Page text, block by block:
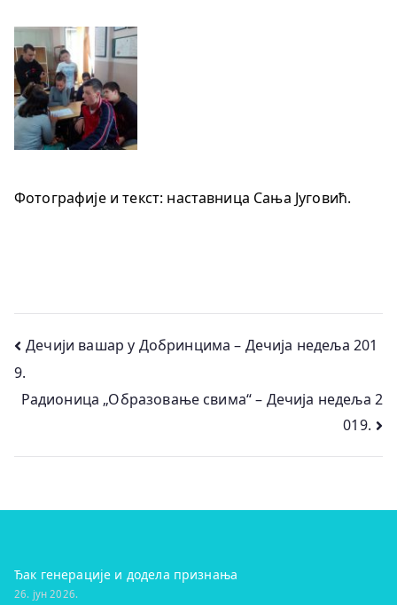
Фотографије и текст: наставница Сања Југовић.
Кретање
чланка
Дечији вашар у Добринцима – Дечија недеља 201
9.
Радионица „Образовање свима“ – Дечија недеља 2
019.
Ђак генерације и додела признања
26. јун 2026.